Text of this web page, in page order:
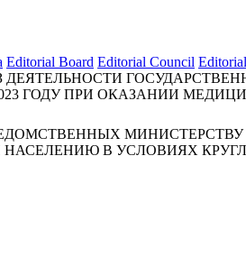
Editorial Board Editorial Council
ДЕЯТЕЛЬНОСТИ
ГОДУ ПРИ ОКАЗАНИИ
В УСЛОВИЯХ